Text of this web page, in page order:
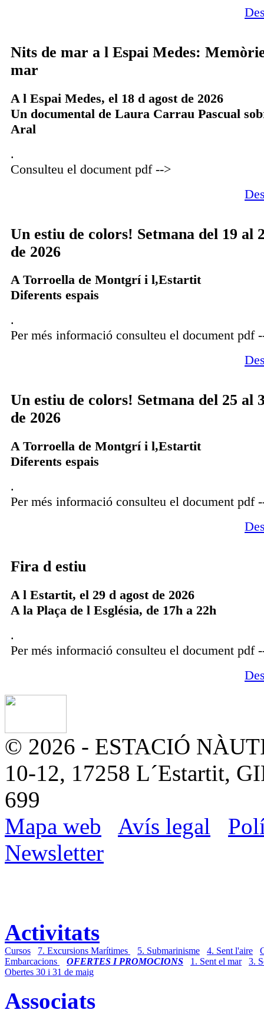
Nits de mar a l Espai Medes:
mar
A l Espai Medes, el 18 d agost de 2026
Un documental de Laura Carrau Pascual
Aral
.
Consulteu el document pdf -->
Un estiu de colors! Setmana del 19 al
de 2026
A Torroella de Montgrí i l,Estartit
Diferents espais
.
Per més informació consulteu el document pdf
Un estiu de colors! Setmana del 25 al
de 2026
A Torroella de Montgrí i l,Estartit
Diferents espais
.
Per més informació consulteu el document pdf
Fira d estiu
A l Estartit, el 29 d agost de 2026
A la Plaça de l Església, de 17h a 22h
.
Per més informació consulteu el document pdf
© 2026 - ESTACIÓ
10-12, 17258 L´Estartit,
699
Mapa web
Avís legal
Newsletter
Activitats
Cursos 7. Excursions Marítimes 5. Submarinisme 4. Sent l'aire
Embarcacions
OFERTES I PROMOCIONS 1. Sent el mar
3.
Obertes 30 i 31 de maig
Associats